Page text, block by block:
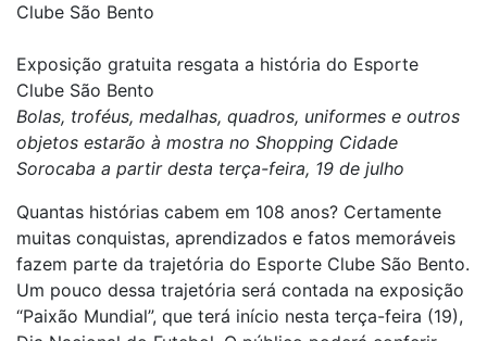
Clube São Bento
Exposição gratuita resgata a história do Esporte
Clube São Bento
Bolas, troféus, medalhas, quadros, uniformes e outros
objetos estarão à mostra no Shopping Cidade
Sorocaba a partir desta terça-feira, 19 de julho
Quantas histórias cabem em 108 anos? Certamente
muitas conquistas, aprendizados e fatos memoráveis
fazem parte da trajetória do Esporte Clube São Bento.
Um pouco dessa trajetória será contada na exposição
“Paixão Mundial”, que terá início nesta terça-feira (19),